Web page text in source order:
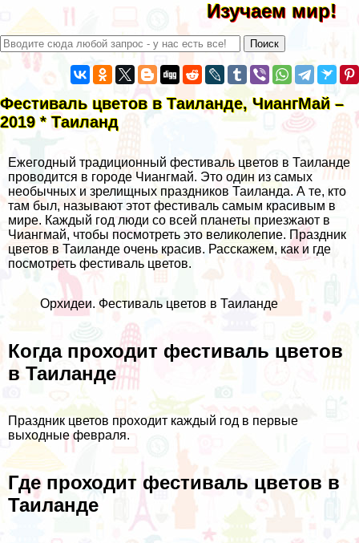
Изучаем мир!
Фестиваль цветов в Таиланде, ЧиангМай –
2019 * Таиланд
Ежегодный традиционный фестиваль цветов в Таиланде
проводится в городе Чиангмай. Это один из самых
необычных и зрелищных праздников Таиланда. А те, кто
там был, называют этот фестиваль самым красивым в
мире. Каждый год люди со всей планеты приезжают в
Чиангмай, чтобы посмотреть это великолепие. Праздник
цветов в Таиланде очень красив. Расскажем, как и где
посмотреть фестиваль цветов.
Орхидеи. Фестиваль цветов в Таиланде
Когда проходит фестиваль цветов
в Таиланде
Праздник цветов проходит каждый год в первые
выходные февраля.
Где проходит фестиваль цветов в
Таиланде